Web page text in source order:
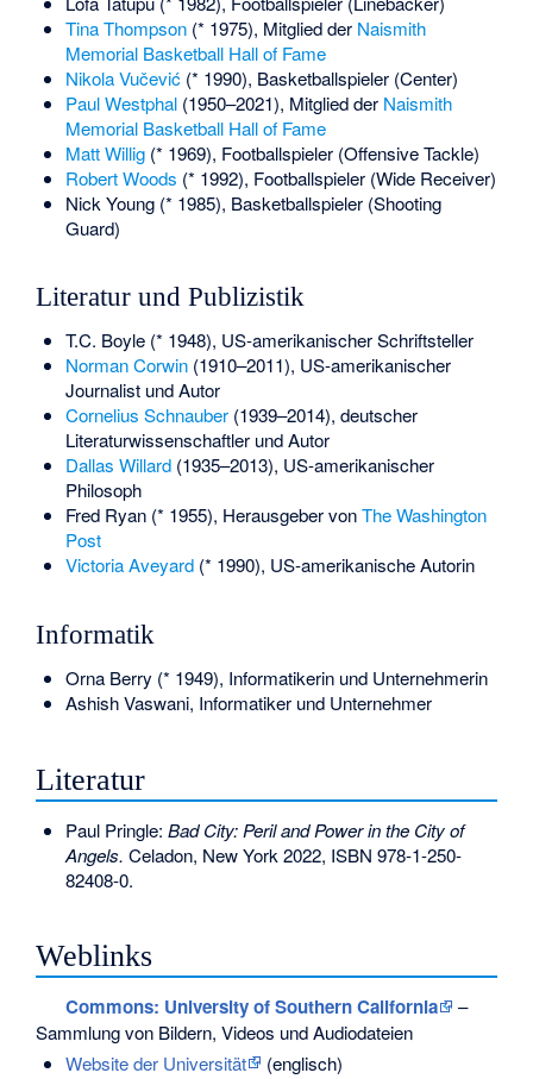
Tina Thompson(* 1975), Mitglied der Naismith
Memorial Basketball Hall of Fame
Nikola Vučević(* 1990), Basketballspieler (Center)
Paul Westphal(1950–2021), Mitglied der Naismith
Memorial Basketball Hall of Fame
Matt Willig(* 1969), Footballspieler (Offensive Tackle)
Robert Woods (* 1992), Footballspieler (Wide Receiver)
Nick Young(* 1985), Basketballspieler (Shooting
Guard)
Literatur und Publizistik
T.C. Boyle(* 1948), US-amerikanischer Schriftsteller
Norman Corwin(1910–2011), US-amerikanischer
Journalist und Autor
Cornelius Schnauber(1939–2014), deutscher
Literaturwissenschaftler und Autor
Dallas Willard(1935–2013), US-amerikanischer
Philosoph
Fred Ryan(* 1955), Herausgeber vonThe Washington
Post
Victoria Aveyard(* 1990), US-amerikanische Autorin
Informatik
Orna Berry (* 1949), Informatikerin und Unternehmerin
Ashish Vaswani, Informatiker und Unternehmer
Literatur
Paul Pringle: Bad City: Peril and Power in the City of
Angels. Celadon, New York 2022, ISBN 978-1-250-
82408-0.
Weblinks
Commons: University of Southern California
–
Sammlung von Bildern, Videos und Audiodateien
Website der Universität
(englisch)